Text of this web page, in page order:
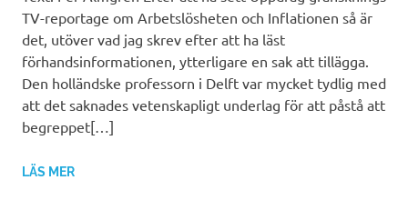
TV-reportage om Arbetslösheten och Inflationen så är
det, utöver vad jag skrev efter att ha läst
förhandsinformationen, ytterligare en sak att tillägga.
Den holländske professorn i Delft var mycket tydlig med
att det saknades vetenskapligt underlag för att påstå att
begreppet[…]
LÄS MER